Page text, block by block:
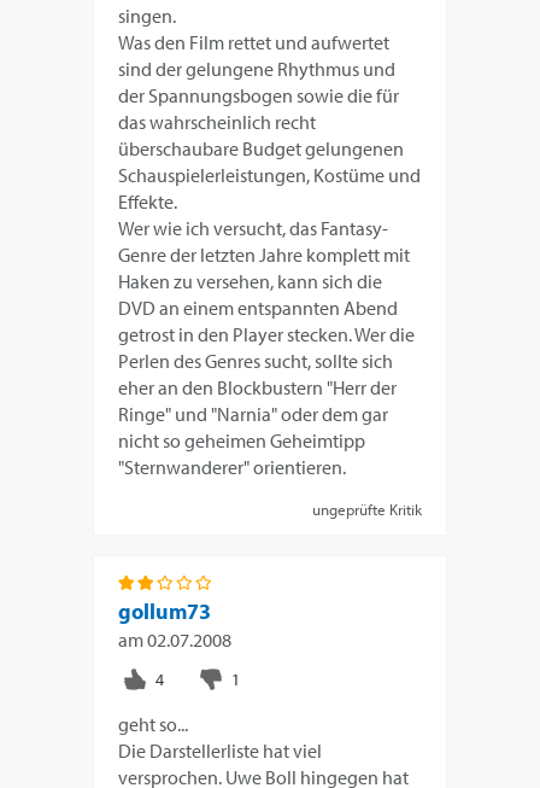
singen.
Was den Film rettet und aufwertet
sind der gelungene Rhythmus und
der Spannungsbogen sowie die für
das wahrscheinlich recht
überschaubare Budget gelungenen
Schauspielerleistungen, Kostüme und
Effekte.
Wer wie ich versucht, das Fantasy-
Genre der letzten Jahre komplett mit
Haken zu versehen, kann sich die
DVD an einem entspannten Abend
getrost in den Player stecken. Wer die
Perlen des Genres sucht, sollte sich
eher an den Blockbustern "Herr der
Ringe" und "Narnia" oder dem gar
nicht so geheimen Geheimtipp
"Sternwanderer" orientieren.
ungeprüfte Kritik
gollum73
am02.07.2008
geht so...
Die Darstellerliste hat viel
versprochen. Uwe Boll hingegen hat